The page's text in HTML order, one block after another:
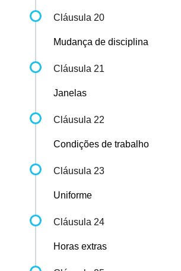
Cláusula 20
Mudança de disciplina
Cláusula 21
Janelas
Cláusula 22
Condições de trabalho
Cláusula 23
Uniforme
Cláusula 24
Horas extras